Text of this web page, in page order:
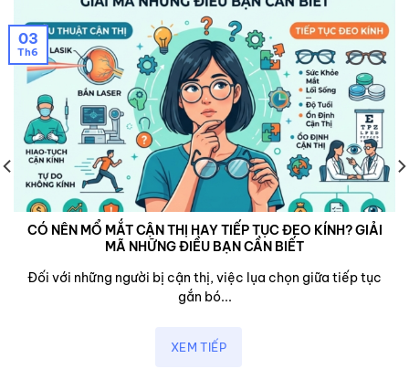
CÓ NÊN MỔ MẮT CẬN THỊ HAY TIẾP TỤC ĐEO KÍNH? GIẢI
MÃ NHỮNG ĐIỀU BẠN CẦN BIẾT
Đối với những người bị cận thị, việc lụa chọn giữa tiếp tục
gắn bó...
XEM TIẾP
03
Th6